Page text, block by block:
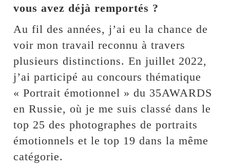
vous avez déjà remportés ?
Au fil des années, j’ai eu la chance de
voir mon travail reconnu à travers
plusieurs distinctions. En juillet 2022,
j’ai participé au concours thématique
« Portrait émotionnel » du 35AWARDS
en Russie, où je me suis classé dans le
top 25 des photographes de portraits
émotionnels et le top 19 dans la même
catégorie.